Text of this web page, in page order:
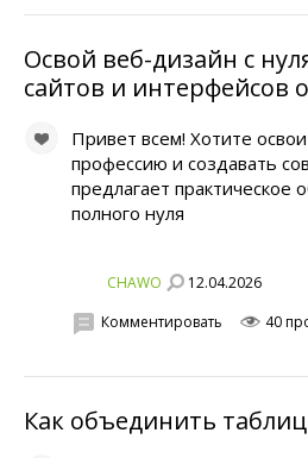
Освой веб-дизайн с
сайтов и интерфейсов
Привет всем! Хотите
профессию и создавать
предлагает практическое
полного нуля
CHAWO 12.04.2026
Комментировать 40
Как объединить